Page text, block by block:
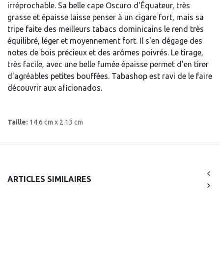
irréprochable. Sa belle cape Oscuro d'Équateur, très
grasse et épaisse laisse penser à un cigare fort, mais sa
tripe faite des meilleurs tabacs dominicains le rend très
équilibré, léger et moyennement fort. Il s'en dégage des
notes de bois précieux et des arômes poivrés. Le tirage,
très facile, avec une belle fumée épaisse permet d'en tirer
d'agréables petites bouffées. Tabashop est ravi de le faire
découvrir aux aficionados.
Taille: 14.6 cm x 2.13 cm
ARTICLES SIMILAIRES